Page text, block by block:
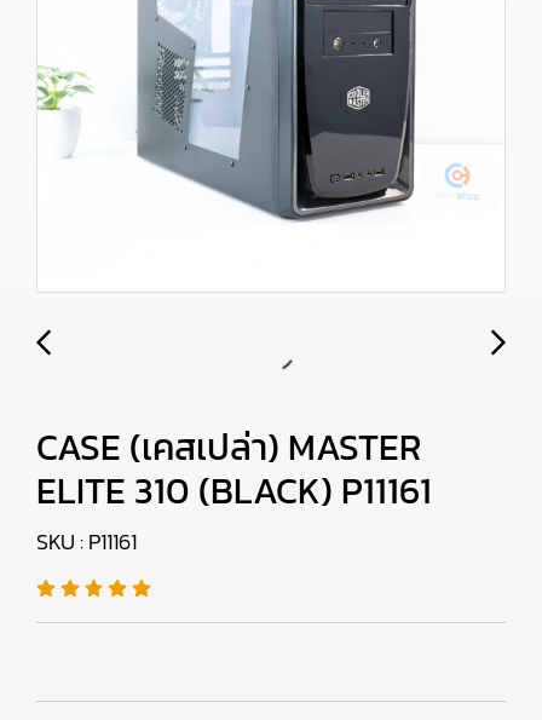
CASE (เคสเปล่า) MASTER
ELITE 310 (BLACK) P11161
SKU : P11161